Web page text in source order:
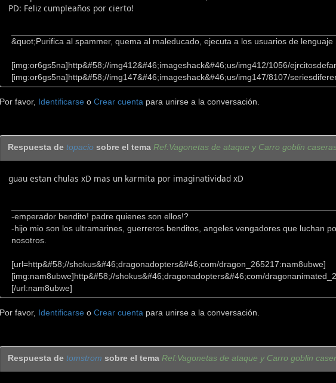
PD: Feliz cumpleaños por cierto!
&quot;Purifica al spammer, quema al maleducado, ejecuta a los usuarios de
[img:or6gs5na]http&#58;//img412&#46;imageshack&#46;us/img412/1056/
[img:or6gs5na]http&#58;//img147&#46;imageshack&#46;us/img147/8107/
Por favor, Identificarse o Crear cuentapara unirse a la conversación.
Respuesta de topaciosobre el tema Ref:Vagonetas de ataque y Carro goblin
guau estan chulas xD mas un karmita por imaginatividad xD
-emperador bendito! padre quienes son ellos!?
-hijo mio son los ultramarines, guerreros benditos, angeles vengadores que luchan
nosotros.
[url=http&#58;//shokus&#46;dragonadopters&#46;com/dragon_265217:nam8ubwe]
[img:nam8ubwe]http&#58;//shokus&#46;dragonadopters&#46;com/
[/url:nam8ubwe]
Por favor, Identificarse o Crear cuentapara unirse a la conversación.
Respuesta de tomstrom sobre el tema Ref:Vagonetas de ataque y Carro goblin